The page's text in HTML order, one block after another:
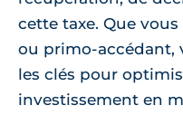
cette taxe. Que
ou primo-accédant,
les clés pour
investissement en